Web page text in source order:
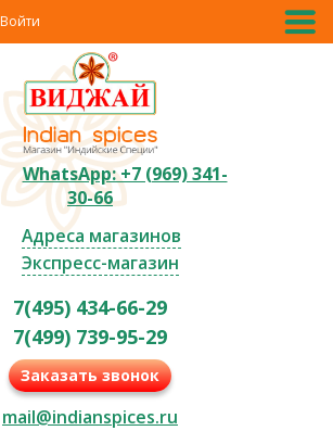
Войти
WhatsApp: +7 (969) 341-
30-66
Адреса магазинов
Экспресс-магазин
7(495) 434-66-29
7(499) 739-95-29
Заказать звонок
mail@indianspices.ru